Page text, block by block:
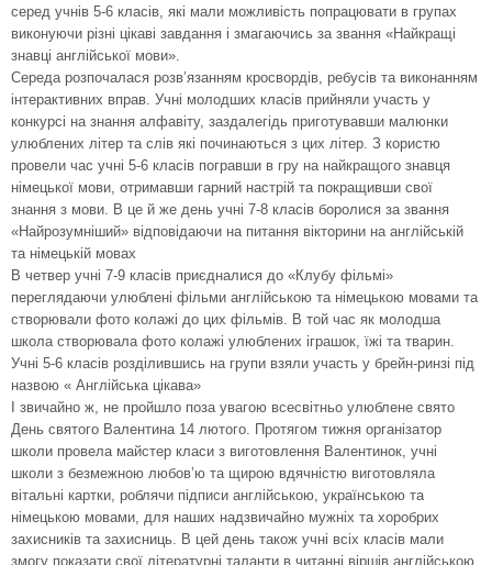
серед учнів 5-6 класів, які мали можливість попрацювати в групах
виконуючи різні цікаві завдання і змагаючись за звання «Найкращі
знавці англійської мови».
Середа розпочалася розв’язанням кросвордів, ребусів та виконанням
інтерактивних вправ. Учні молодших класів прийняли участь у
конкурсі на знання алфавіту, заздалегідь приготувавши малюнки
улюблених літер та слів які починаються з цих літер. З користю
провели час учні 5-6 класів погравши в гру на найкращого знавця
німецької мови, отримавши гарний настрій та покращивши свої
знання з мови. В це й же день учні 7-8 класів боролися за звання
«Найрозумніший» відповідаючи на питання вікторини на англійській
та німецькій мовах
В четвер учні 7-9 класів приєдналися до «Клубу фільмі»
переглядаючи улюблені фільми англійською та німецькою мовами та
створювали фото колажі до цих фільмів. В той час як молодша
школа створювала фото колажі улюблених іграшок, їжі та тварин.
Учні 5-6 класів розділившись на групи взяли участь у брейн-ринзі під
назвою « Англійська цікава»
І звичайно ж, не пройшло поза увагою всесвітньо улюблене свято
День святого Валентина 14 лютого. Протягом тижня організатор
школи провела майстер класи з виготовлення Валентинок, учні
школи з безмежною любов’ю та щирою вдячністю виготовляла
вітальні картки, роблячи підписи англійською, українською та
німецькою мовами, для наших надзвичайно мужніх та хоробрих
захисників та захисниць. В цей день також учні всіх класів мали
змогу показати свої літературні таланти в читанні віршів англійською